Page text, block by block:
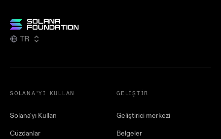
TR
SOLANA'YI KULLAN
Solana'yı Kullan
Cüzdanlar
GELIŞTIR
Geliştirici merkezi
Belgeler